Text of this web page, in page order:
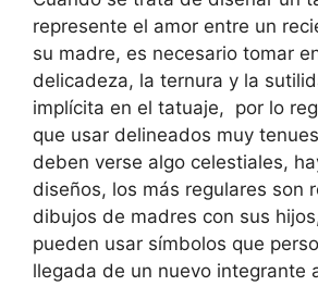
represente el amor entre un
su madre, es necesario tomar
delicadeza, la ternura y la
implícita en el tatuaje, por lo
que usar delineados muy
deben verse algo celestiales,
diseños, los más regulares son
dibujos de madres con sus
pueden usar símbolos que
llegada de un nuevo integrante